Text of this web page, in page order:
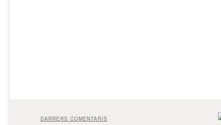
DARRERS COMENTARIS